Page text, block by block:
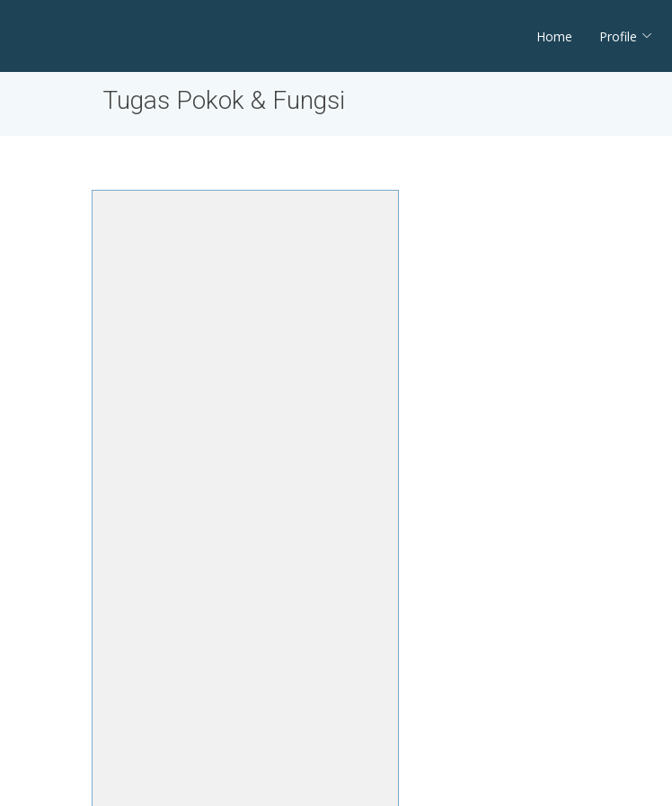
Home Profile
Tugas Pokok & Fungsi